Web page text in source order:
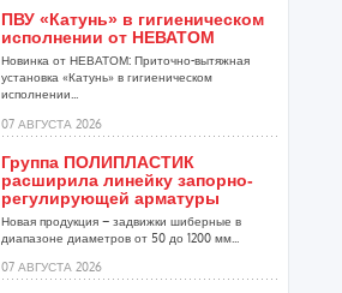
ПВУ «Катунь» в гигиеническом
исполнении от НЕВАТОМ
Новинка от НЕВАТОМ: Приточно-вытяжная
установка «Катунь» в гигиеническом
исполнении...
07 АВГУСТА 2026
Группа ПОЛИПЛАСТИК
расширила линейку запорно-
регулирующей арматуры
Новая продукция – задвижки шиберные в
диапазоне диаметров от 50 до 1200 мм...
07 АВГУСТА 2026